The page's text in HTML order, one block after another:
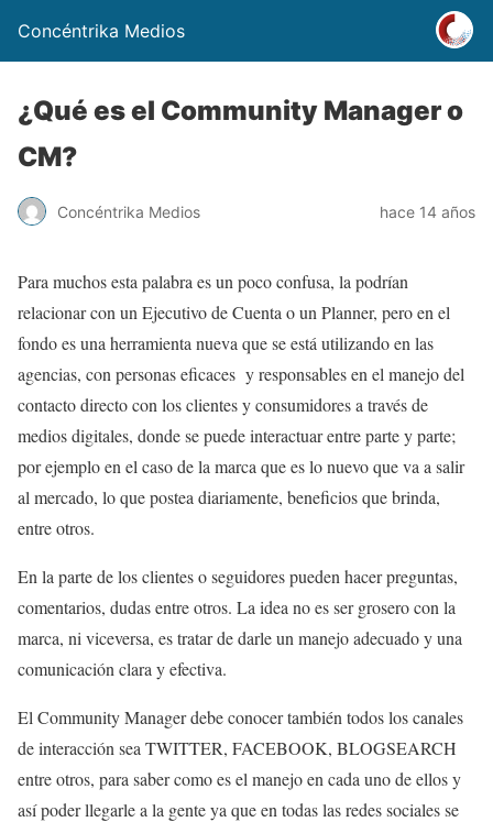
Concéntrika Medios
¿Qué es el Community Manager o
CM?
Concéntrika Medios hace 14 años
Para muchos esta palabra es un poco confusa, la podrían
relacionar con un Ejecutivo de Cuenta o un Planner, pero en el
fondo es una herramienta nueva que se está utilizando en las
agencias, con personas eficaces y responsables en el manejo del
contacto directo con los clientes y consumidores a través de
medios digitales, donde se puede interactuar entre parte y parte;
por ejemplo en el caso de la marca que es lo nuevo que va a salir
al mercado, lo que postea diariamente, beneficios que brinda,
entre otros.
En la parte de los clientes o seguidores pueden hacer preguntas,
comentarios, dudas entre otros. La idea no es ser grosero con la
marca, ni viceversa, es tratar de darle un manejo adecuado y una
comunicación clara y efectiva.
El Community Manager debe conocer también todos los canales
de interacción sea TWITTER, FACEBOOK, BLOGSEARCH
entre otros, para saber como es el manejo en cada uno de ellos y
así poder llegarle a la gente ya que en todas las redes sociales se